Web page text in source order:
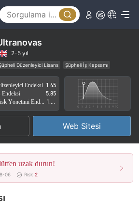
2-5 yıl
Düzenleyici Lisans
Şüpheli İş Kapsamı
düzeyde potansiyel risk
Endeksi 1.45
Endeksi
5.85
Web Sitesi
uzak durun!
06 Risk 2